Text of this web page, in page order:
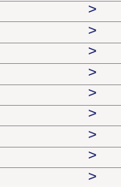
>
>
>
>
>
>
>
>
>